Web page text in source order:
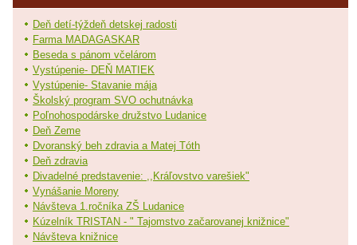
Deň detí-týždeň detskej radosti
Farma MADAGASKAR
Beseda s pánom včelárom
Vystúpenie- DEŇ MATIEK
Vystúpenie- Stavanie mája
Školský program SVO ochutnávka
Poľnohospodárske družstvo Ludanice
Deň Zeme
Dvoranský beh zdravia a Matej Tóth
Deň zdravia
Divadelné predstavenie: ,,Kráľovstvo varešiek"
Vynášanie Moreny
Návšteva 1.ročníka ZŠ Ludanice
Kúzelník TRISTAN - " Tajomstvo začarovanej knižnice"
Návšteva knižnice